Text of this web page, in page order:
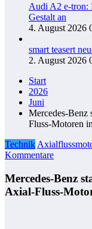
Audi A2 e-tron:
Gestalt an
4. August 2026
smart teasert
2. August 2026
Start
2026
Juni
Mercedes-Benz
Fluss-Motoren
Technik
Kommentare
Mercedes-Benz
Axial-Fluss-